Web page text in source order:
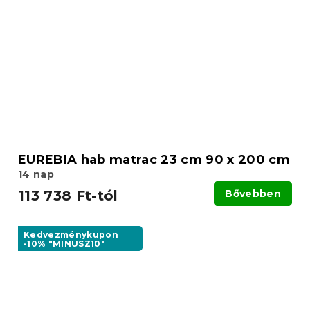
EUREBIA hab matrac 23 cm 90 x 200 cm
14 nap
113 738 Ft-tól Bővebben
Kedvezménykupon
-10% "MINUSZ10"